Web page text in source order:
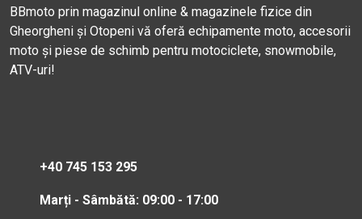
BBmoto prin magazinul online & magazinele fizice din
Gheorgheni și Otopeni vă oferă echipamente moto, accesorii
moto și piese de schimb pentru motociclete, snowmobile,
ATV-uri!
+40 745 153 295
Marți - Sâmbătă: 09:00 - 17:00